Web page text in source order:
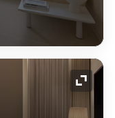
展开